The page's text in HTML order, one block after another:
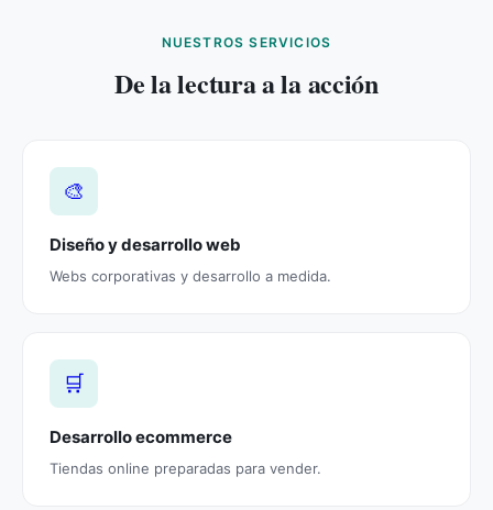
NUESTROS SERVICIOS
De la lectura a la acción
🎨
Diseño y desarrollo web
Webs corporativas y desarrollo a medida.
🛒
Desarrollo ecommerce
Tiendas online preparadas para vender.